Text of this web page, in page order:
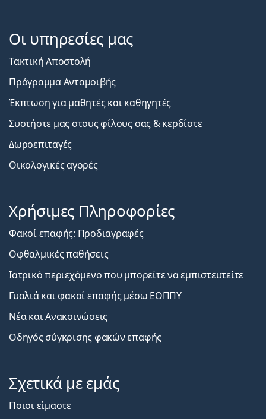
Οι υπηρεσίες μας
Τακτική Αποστολή
Πρόγραμμα Ανταμοιβής
Έκπτωση για μαθητές και καθηγητές
Συστήστε μας στους φίλους σας & κερδίστε
Δωροεπιταγές
Οικολογικές αγορές
Χρήσιμες Πληροφορίες
Φακοί επαφής: Προδιαγραφές
Οφθαλμικές παθήσεις
Ιατρικό περιεχόμενο που μπορείτε να εμπιστευτείτε
Γυαλιά και φακοί επαφής μέσω ΕΟΠΠΥ
Νέα και Ανακοινώσεις
Οδηγός σύγκρισης φακών επαφής
Σχετικά με εμάς
Ποιοι είμαστε